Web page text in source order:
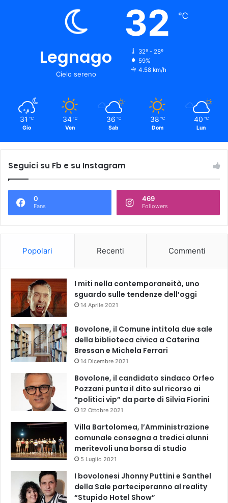
Legnago
Cielo sereno
32 ℃
32º - 28º
59%
4.58 km/h
31 ℃
Gio
34 ℃
Ven
36 ℃
Sab
38 ℃
Dom
40 ℃
Lun
Seguici su Fb e su Instagram
0
Fans
469
Followers
Popolari Recenti Commenti
I miti nella contemporaneità, uno
sguardo sulle tendenze dell’oggi
14 Aprile 2021
Bovolone, il Comune intitola due sale
della biblioteca civica a Caterina
Bressan e Michela Ferrari
14 Dicembre 2021
Bovolone, il candidato sindaco Orfeo
Pozzani punta il dito sul ricorso ai
“politici vip” da parte di Silvia Fiorini
12 Ottobre 2021
Villa Bartolomea, l’Amministrazione
comunale consegna a tredici alunni
meritevoli una borsa di studio
5 Luglio 2021
I bovolonesi Jhonny Puttini e Santhel
della Sale parteciperanno al reality
“Stupido Hotel Show”